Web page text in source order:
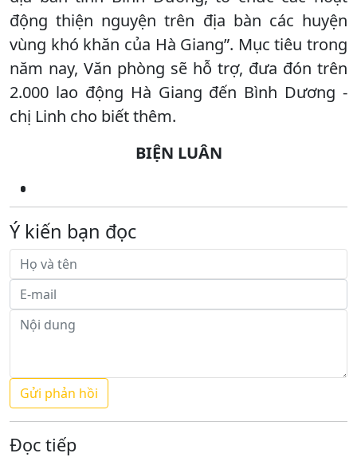
động thiện nguyện trên địa bàn các huyện
vùng khó khăn của Hà Giang”. Mục tiêu trong
năm nay, Văn phòng sẽ hỗ trợ, đưa đón trên
2.000 lao động Hà Giang đến Bình Dương -
chị Linh cho biết thêm.
BIỆN LUÂN
Ý kiến bạn đọc
Đọc tiếp